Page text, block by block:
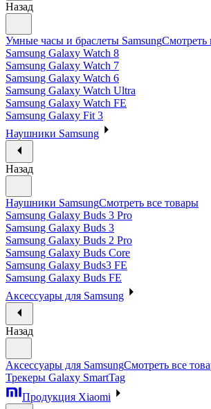
Назад
Умные часы и браслеты SamsungСмотреть
Samsung Galaxy Watch 8
Samsung Galaxy Watch 7
Samsung Galaxy Watch 6
Samsung Galaxy Watch Ultra
Samsung Galaxy Watch FE
Samsung Galaxy Fit 3
Наушники Samsung
Назад
Наушники SamsungСмотреть все товары
Samsung Galaxy Buds 3 Pro
Samsung Galaxy Buds 3
Samsung Galaxy Buds 2 Pro
Samsung Galaxy Buds Core
Samsung Galaxy Buds3 FE
Samsung Galaxy Buds FE
Аксессуары для Samsung
Назад
Аксессуары для SamsungСмотреть все
Трекеры Galaxy SmartTag
Продукция Xiaomi